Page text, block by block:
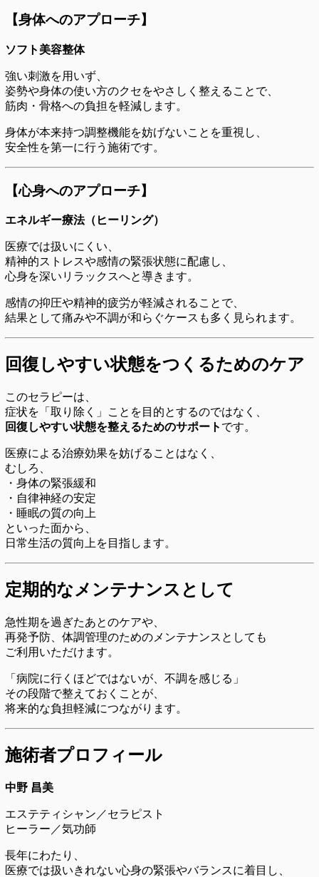
【身体へのアプローチ】
ソフト美容整体
強い刺激を用いず、
姿勢や身体の使い方のクセをやさしく整えることで、
筋肉・骨格への負担を軽減します。
身体が本来持つ調整機能を妨げないことを重視し、
安全性を第一に行う施術です。
【心身へのアプローチ】
エネルギー療法（ヒーリング）
医療では扱いにくい、
精神的ストレスや感情の緊張状態に配慮し、
心身を深いリラックスへと導きます。
感情の抑圧や精神的疲労が軽減されることで、
結果として痛みや不調が和らぐケースも多く見られます。
回復しやすい状態をつくるためのケア
このセラピーは、
症状を「取り除く」ことを目的とするのではなく、
回復しやすい状態を整えるためのサポート です。
医療による治療効果を妨げることはなく、
むしろ、
・身体の緊張緩和
・自律神経の安定
・睡眠の質の向上
といった面から、
日常生活の質向上を目指します。
定期的なメンテナンスとして
急性期を過ぎたあとのケアや、
再発予防、体調管理のためのメンテナンスとしても
ご利用いただけます。
「病院に行くほどではないが、不調を感じる」
その段階で整えておくことが、
将来的な負担軽減につながります。
施術者プロフィール
中野 昌美
エステティシャン／セラピスト
ヒーラー／気功師
長年にわたり、
医療では扱いきれない心身の緊張やバランスに着目し、